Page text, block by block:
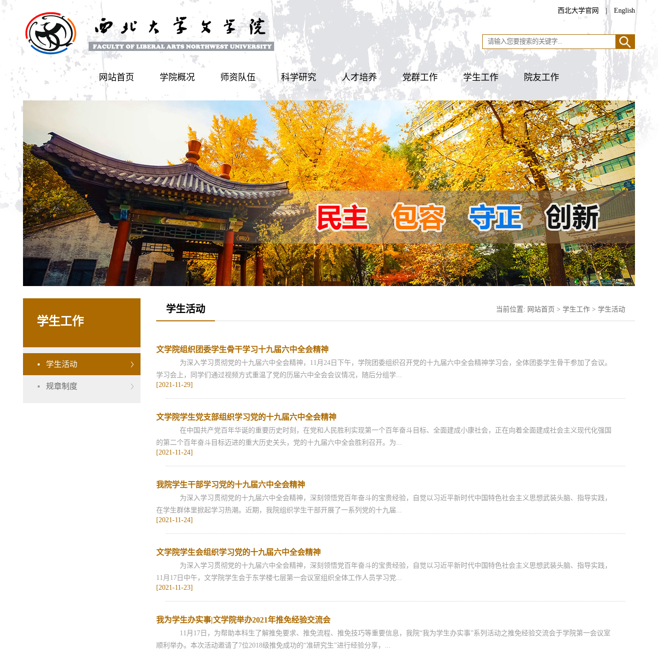
西北大学官网 | English
网站首页 学院概况 师资队伍 科学研究 人才培养 党群工作 学生工作 院友工作
学生工作
学生活动
规章制度
学生活动 当前位置: 网站首页 > 学生工作 > 学生活动
文学院组织团委学生骨干学习十九届六中全会精神
为深入学习贯彻党的十九届六中全会精神，11月24日下午，学院团委组织召开党的十九届六中全会精神学习会，全体团委学生骨干参加了会议。
学习会上，同学们通过视频方式重温了党的历届六中全会会议情况，随后分组学...
[2021-11-29]
文学院学生党支部组织学习党的十九届六中全会精神
在中国共产党百年华诞的重要历史时刻，在党和人民胜利实现第一个百年奋斗目标、全面建成小康社会，正在向着全面建成社会主义现代化强国
的第二个百年奋斗目标迈进的重大历史关头，党的十九届六中全会胜利召开。为...
[2021-11-24]
我院学生干部学习党的十九届六中全会精神
为深入学习贯彻党的十九届六中全会精神，深刻领悟党百年奋斗的宝贵经验，自觉以习近平新时代中国特色社会主义思想武装头脑、指导实践，
在学生群体里掀起学习热潮。近期，我院组织学生干部开展了一系列党的十九届...
[2021-11-24]
文学院学生会组织学习党的十九届六中全会精神
为深入学习贯彻党的十九届六中全会精神，深刻领悟党百年奋斗的宝贵经验，自觉以习近平新时代中国特色社会主义思想武装头脑、指导实践，
11月17日中午，文学院学生会于东学楼七层第一会议室组织全体工作人员学习党...
[2021-11-23]
我为学生办实事|文学院举办2021年推免经验交流会
11月17日，为帮助本科生了解推免要求、推免流程、推免技巧等重要信息，我院“我为学生办实事”系列活动之推免经验交流会于学院第一会议室
顺利举办。本次活动邀请了7位2018级推免成功的“准研究生”进行经验分享，...